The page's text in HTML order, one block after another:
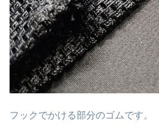
フックでかける部分のゴムです。